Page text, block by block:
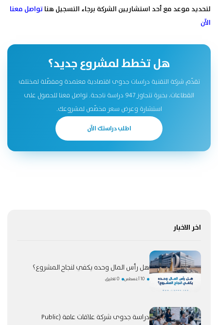
لتحديد موعد مع أحد استشاريين الشركة برجاء التسجيل هناتواصل معنا
الآن
هل تخطط لمشروع جديد؟
تقدّم شركة التقنية دراسات جدوى اقتصادية معتمدة ومفصّلة لمختلف
القطاعات، بخبرة تتجاوز 947 دراسة ناجحة. تواصل معنا للحصول على
استشارة وعرض سعر مخصّص لمشروعك.
اطلب دراستك الآن
اخر الاخبار
هل رأس المال وحده يكفي لنجاح المشروع؟
10 أغسطس 0 تعليق
دراسة جدوى شركة علاقات عامة (Public